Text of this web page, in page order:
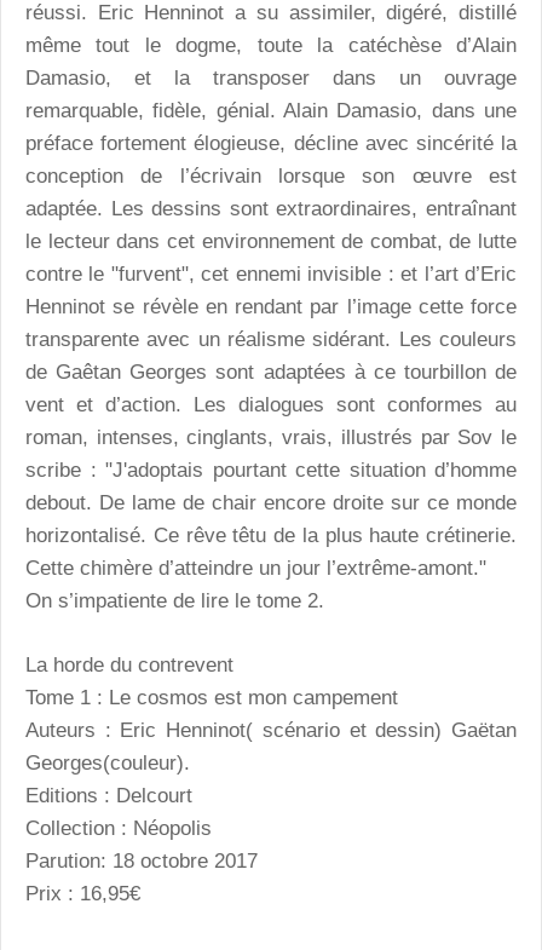
réussi. Eric Henninot a su assimiler, digéré, distillé
même tout le dogme, toute la catéchèse d’Alain
Damasio, et la transposer dans un ouvrage
remarquable, fidèle, génial. Alain Damasio, dans une
préface fortement élogieuse, décline avec sincérité la
conception de l’écrivain lorsque son œuvre est
adaptée. Les dessins sont extraordinaires, entraînant
le lecteur dans cet environnement de combat, de lutte
contre le "furvent", cet ennemi invisible : et l’art d’Eric
Henninot se révèle en rendant par l’image cette force
transparente avec un réalisme sidérant. Les couleurs
de Gaêtan Georges sont adaptées à ce tourbillon de
vent et d’action. Les dialogues sont conformes au
roman, intenses, cinglants, vrais, illustrés par Sov le
scribe : "J'adoptais pourtant cette situation d’homme
debout. De lame de chair encore droite sur ce monde
horizontalisé. Ce rêve têtu de la plus haute crétinerie.
Cette chimère d’atteindre un jour l’extrême-amont."
On s’impatiente de lire le tome 2.
La horde du contrevent
Tome 1 : Le cosmos est mon campement
Auteurs : Eric Henninot( scénario et dessin) Gaëtan
Georges(couleur).
Editions : Delcourt
Collection : Néopolis
Parution: 18 octobre 2017
Prix : 16,95€